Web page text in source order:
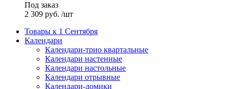
Под заказ
2 309 руб. /шт
Товары к 1 Сентября
Календари
Календари-трио квартальные
Календари настенные
Календари настольные
Календари отрывные
Календари-домики